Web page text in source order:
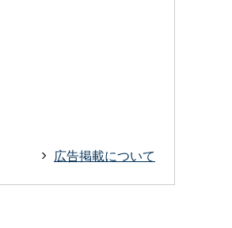
広告掲載について